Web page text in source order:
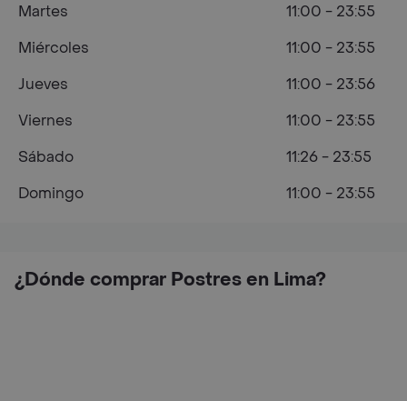
¿Dónde comprar Postres en Lima?
Martes
11:00 - 23:55
Miércoles
11:00 - 23:55
Jueves
11:00 - 23:56
Viernes
11:00 - 23:55
Sábado
11:26 - 23:55
Domingo
11:00 - 23:55